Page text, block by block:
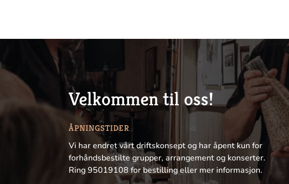
Velkommen til oss!
ÅPNINGSTIDER
Vi har endret vårt driftskonsept og har åpent kun for
forhåndsbestilte grupper, arrangement og konserter.
Ring 95019108 for bestilling eller mer informasjon.